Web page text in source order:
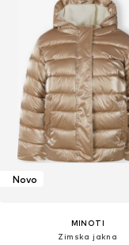
Novo
MINOTI
Zimska jakna